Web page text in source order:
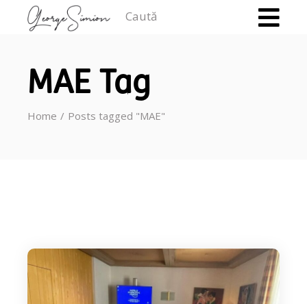
MAE Tag
Home Posts tagged "MAE"